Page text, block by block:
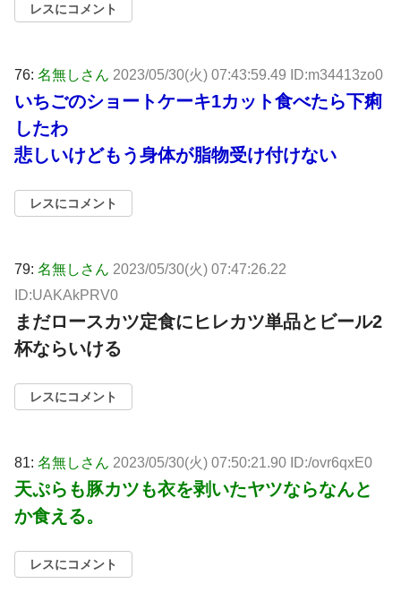
レスにコメント
76: 名無しさん 2023/05/30(火) 07:43:59.49 ID:m34413zo0
いちごのショートケーキ1カット食べたら下痢
したわ
悲しいけどもう身体が脂物受け付けない
レスにコメント
79: 名無しさん 2023/05/30(火) 07:47:26.22
ID:UAKAkPRV0
まだロースカツ定食にヒレカツ単品とビール2
杯ならいける
レスにコメント
81: 名無しさん 2023/05/30(火) 07:50:21.90 ID:/ovr6qxE0
天ぷらも豚カツも衣を剥いたヤツならなんと
か食える。
レスにコメント